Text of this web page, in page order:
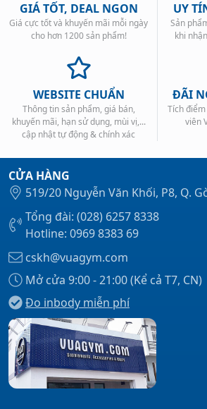
GIÁ TỐT, DEAL NGON
Giá cực tốt và khuyến mãi mỗi ngày
cho hơn 1200 sản phẩm!
UY
Sản
khi
WEBSITE CHUẨN
Thông tin sản phẩm, giá bán,
khuyến mãi, hạn sử dụng, mùi vị,...
cập nhật tự động & chính xác
ĐÃI
Tích
viên
CỬA HÀNG
519/20 Nguyễn Văn Khối, P8, Q.
Tổng đài: (028) 6257 8338
Hotline: 0969 8383 69
cskh@vuagym.com
Mở cửa 9:00 - 21:00 (Kể cả T7, CN)
Đo inbody miễn phí